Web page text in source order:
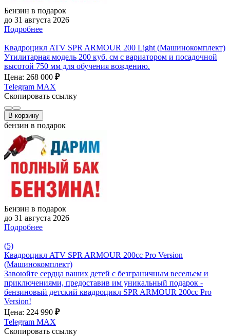
Бензин в подарок
до 31 августа 2026
Подробнее
Квадроцикл ATV SPR ARMOUR 200 Light (Машинокомплект)
Утилитарная модель 200 куб. см с вариатором и посадочной
высотой 750 мм для обучения вождению.
Цена: 268 000 ₽
Telegram MAX
Скопировать ссылку
В корзину
бензин в подарок
Бензин в подарок
до 31 августа 2026
Подробнее
(5)
Квадроцикл ATV SPR ARMOUR 200cc Pro Version
(Машинокомплект)
Завоюйте сердца ваших детей с безграничным весельем и
приключениями, предоставив им уникальный подарок -
бензиновый детский квадроцикл SPR ARMOUR 200cc Pro
Version!
Цена: 224 990 ₽
Telegram MAX
Скопировать ссылку